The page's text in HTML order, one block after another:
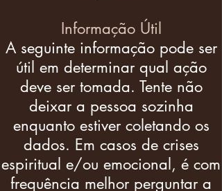
Informação Útil
A seguinte informação pode ser
útil em determinar qual ação
deve ser tomada. Tente não
deixar a pessoa sozinha
enquanto estiver coletando os
dados. Em casos de crises
espiritual e/ou emocional, é com
frequência melhor perguntar a